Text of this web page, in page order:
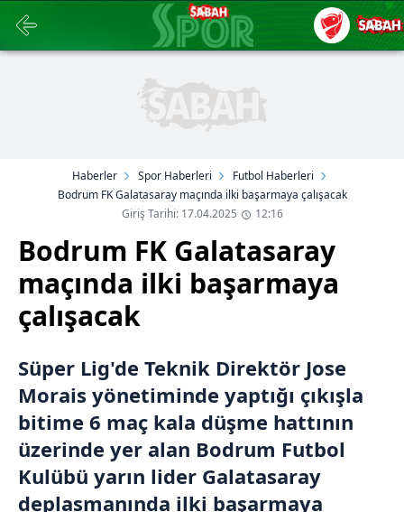
Haberler Spor Haberleri
Futbol Haberleri
Bodrum FK Galatasaray maçında ilki başarmaya çalışacak
Giriş Tarihi: 17.04.2025
12:16
Bodrum FK Galatasaray
maçında ilki başarmaya
çalışacak
Süper Lig'de Teknik Direktör Jose
Morais yönetiminde yaptığı çıkışla
bitime 6 maç kala düşme hattının
üzerinde yer alan Bodrum Futbol
Kulübü yarın lider Galatasaray
deplasmanında ilki başarmaya